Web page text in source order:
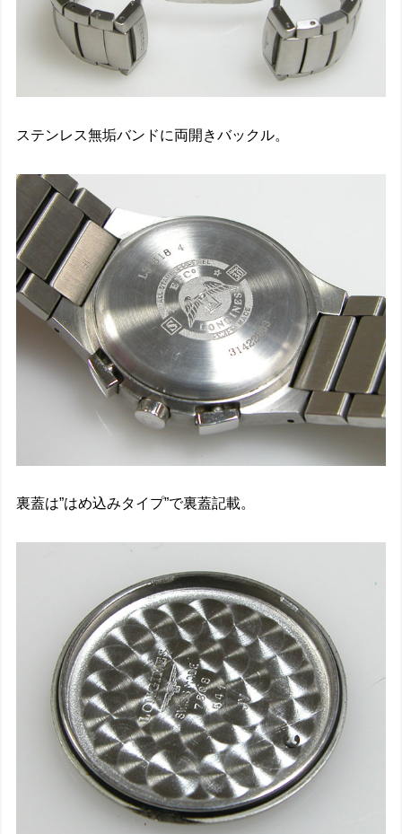
ステンレス無垢バンドに両開きバックル。
裏蓋は”はめ込みタイプ”で裏蓋記載。